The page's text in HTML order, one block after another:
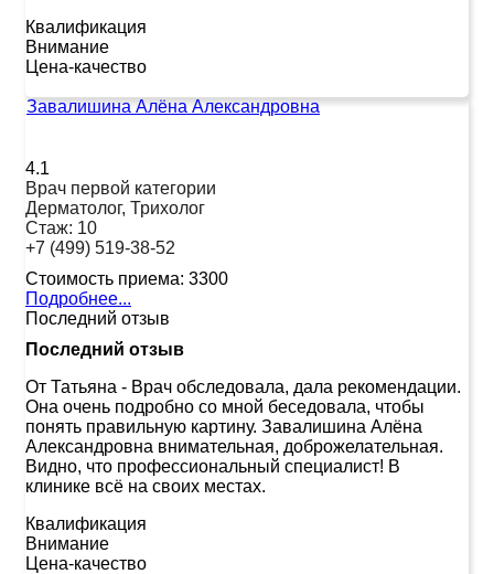
Квалификация
Внимание
Цена-качество
Завалишина Алёна Александровна
4.1
Врач первой категории
Дерматолог, Трихолог
Стаж: 10
+7 (499) 519-38-52
Стоимость приема: 3300
Подробнее...
Последний отзыв
Последний отзыв
От Татьяна - Врач обследовала, дала рекомендации.
Она очень подробно со мной беседовала, чтобы
понять правильную картину. Завалишина Алёна
Александровна внимательная, доброжелательная.
Видно, что профессиональный специалист! В
клинике всё на своих местах.
Квалификация
Внимание
Цена-качество